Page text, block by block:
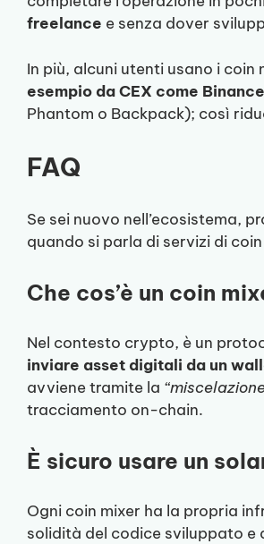
freelance e senza dover
In più, alcuni utenti usano i coin
esempio da CEX come
Phantom o Backpack); così
FAQ
Se sei nuovo nell’ecosistema,
quando si parla di servizi di
Che cos’è un coin
Nel contesto crypto, è un
inviare asset digitali da un
avviene tramite la
tracciamento on-chain.
È sicuro usare un
Ogni coin mixer ha la propria
solidità del codice sviluppato e